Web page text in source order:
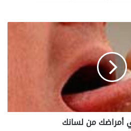
أمراضك من لسانك